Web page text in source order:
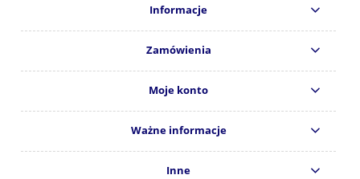
Informacje
Zamówienia
Moje konto
Ważne informacje
Inne